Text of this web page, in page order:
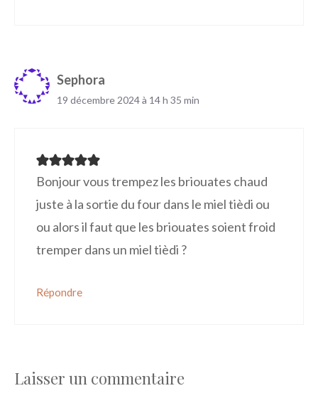
Sephora
19 décembre 2024 à 14 h 35 min
Bonjour vous trempez les briouates chaud
juste à la sortie du four dans le miel tièdi ou
ou alors il faut que les briouates soient froid
tremper dans un miel tièdi ?
Répondre
Laisser un commentaire